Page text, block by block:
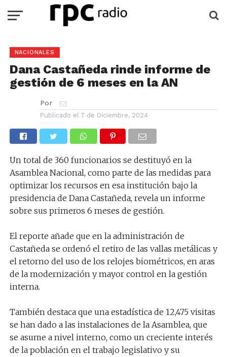
NACIONALES
Dana Castañeda rinde informe de
gestión de 6 meses en la AN
Por
Publicado el 7 de Diciembre, 2024
Un total de 360 funcionarios se destituyó en la
Asamblea Nacional, como parte de las medidas para
optimizar los recursos en esa institución bajo la
presidencia de Dana Castañeda, revela un informe
sobre sus primeros 6 meses de gestión.
El reporte añade que en la administración de
Castañeda se ordenó el retiro de las vallas metálicas y
el retorno del uso de los relojes biométricos, en aras
de la modernización y mayor control en la gestión
interna.
También destaca que una estadística de 12,475 visitas
se han dado a las instalaciones de la Asamblea, que
se asume a nivel interno, como un creciente interés
de la población en el trabajo legislativo y su